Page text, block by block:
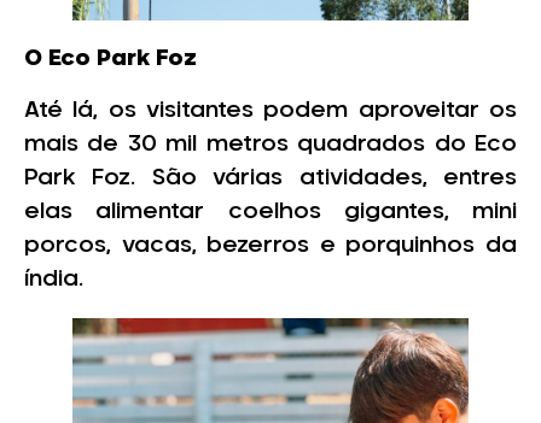
O Eco Park Foz
Até lá, os visitantes podem aproveitar os
mais de 30 mil metros quadrados do Eco
Park Foz. São várias atividades, entres
elas alimentar coelhos gigantes, mini
porcos, vacas, bezerros e porquinhos da
índia.